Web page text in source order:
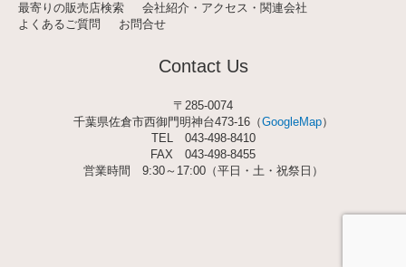
最寄りの販売店検索
会社紹介・アクセス・関連会社
よくあるご質問
お問合せ
Contact Us
〒285-0074
千葉県佐倉市西御門明神台473-16（GoogleMap）
TEL 043-498-8410
FAX 043-498-8455
営業時間 9:30～17:00（平日・土・祝祭日）